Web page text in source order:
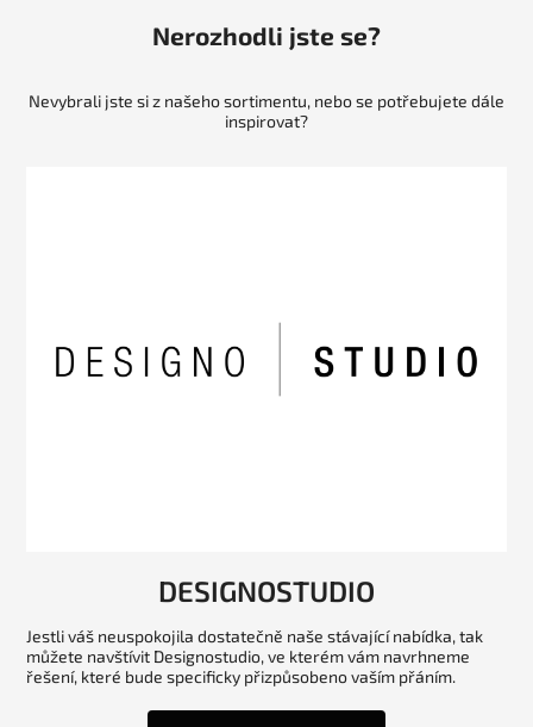
Nerozhodli jste se?
Nevybrali jste si z našeho sortimentu, nebo se potřebujete dále
inspirovat?
DESIGNOSTUDIO
Jestli váš neuspokojila dostatečně naše stávající nabídka, tak
můžete navštívit Designostudio, ve kterém vám navrhneme
řešení, které bude specificky přizpůsobeno vaším přáním.